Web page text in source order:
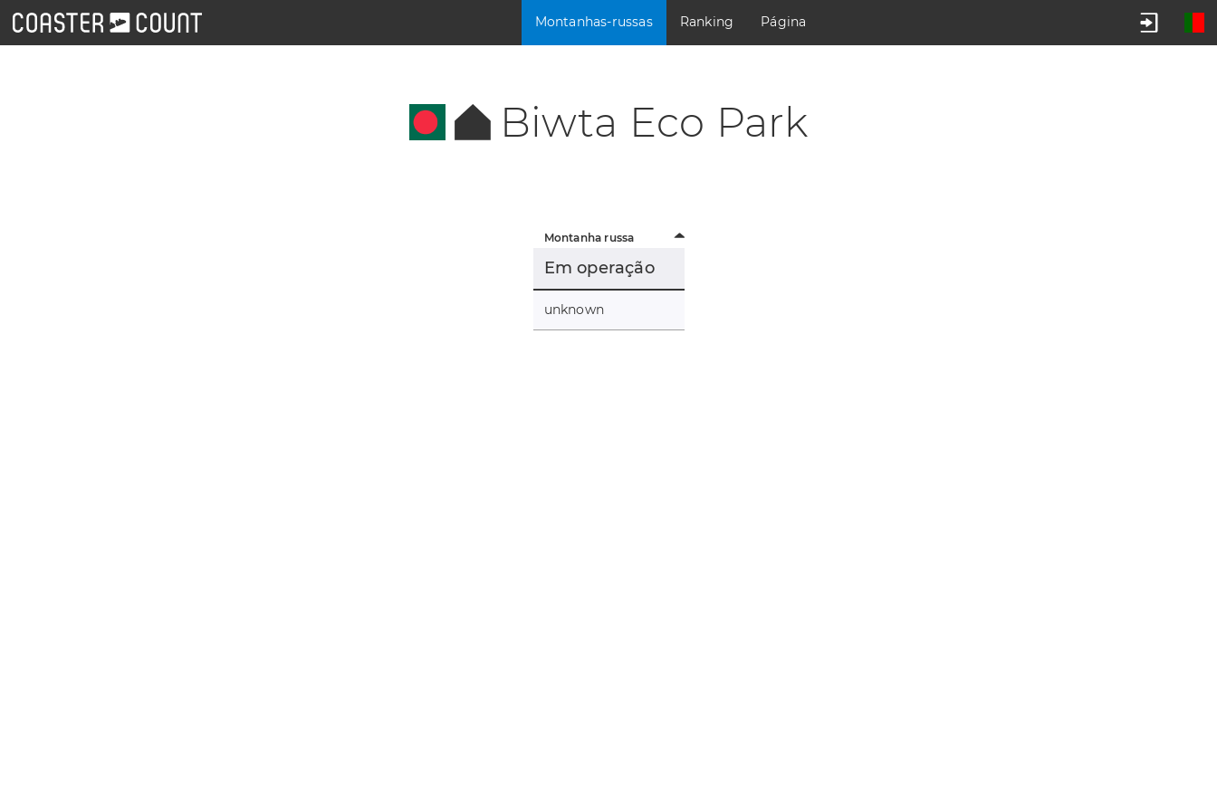
Montanhas-russas Ranking Página
Biwta Eco Park
Montanha russa
Em operação
unknown